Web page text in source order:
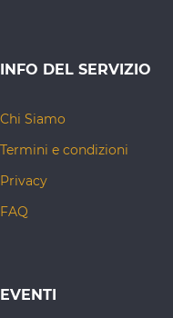
INFO DEL SERVIZIO
Chi Siamo
Termini e condizioni
Privacy
FAQ
EVENTI